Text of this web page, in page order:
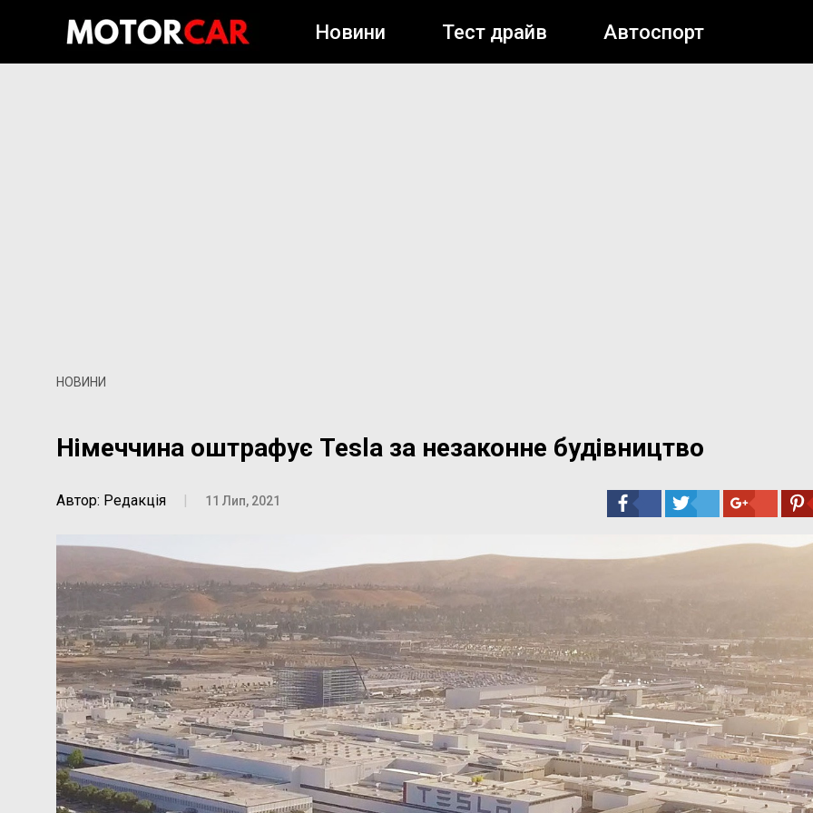
Новини Тест драйв Автоспорт
НОВИНИ
Німеччина оштрафує Tesla за незаконне будівництво
Автор: Редакція | 11 Лип, 2021